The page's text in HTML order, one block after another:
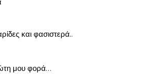
και φασιστερά..
μου φορά…